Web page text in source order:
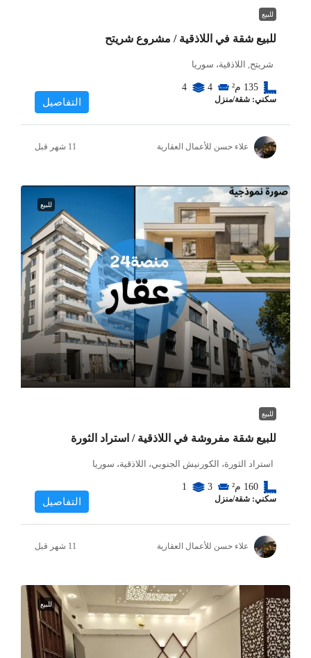
للبيع
للبيع شقة في اللاذقية / مشروع شريتح
شريتح, اللاذقية، سوريا
135 م² 4
4
سكني: شقة/منزل التفاصيل
علاء حسن للأعمال العقارية
للبيع
للبيع
للبيع شقة مفروشة في اللاذقية / استراد الثورة
استراد الثورة، الكورنيش الجنوبي، اللاذقية، سوريا
160 م² 3
1
سكني: شقة/منزل التفاصيل
علاء حسن للأعمال العقارية
للبيع